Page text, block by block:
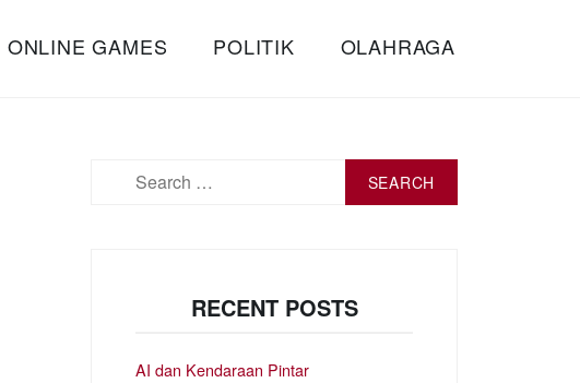
ONLINE GAMES POLITIK OLAHRAGA
RECENT POSTS
AI dan Kendaraan Pintar